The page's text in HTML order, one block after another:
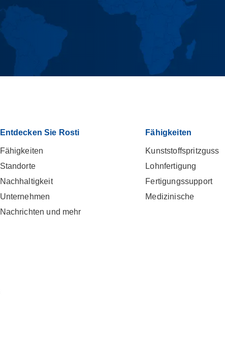
Entdecken Sie Rosti
Fähigkeiten
Standorte
Nachhaltigkeit
Unternehmen
Nachrichten und mehr
Fähigkeiten
Kunststoffspritzguss
Lohnfertigung
Fertigungssupport
Medizinische